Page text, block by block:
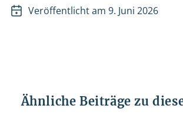
Veröffentlicht am 9. Juni 2026
Ähnliche Beiträge zu